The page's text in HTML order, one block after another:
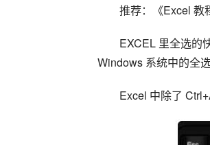
推荐：《Excel 教
EXCEL 里全选的
Windows 系统中的全选
Excel 中除了